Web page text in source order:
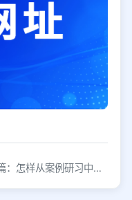
下一篇：怎样从案例研习中，拥有用户思维？